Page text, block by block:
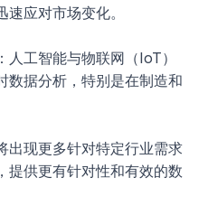
应对市场变化。
：人工智能与物联网（IoT）
数据分析，特别是在制造和
出现更多针对特定行业需求
提供更有针对性和有效的数